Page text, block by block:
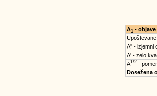
A1 - objave
A'' - izjemni
A' - zelo
A1/2-
Dosežena